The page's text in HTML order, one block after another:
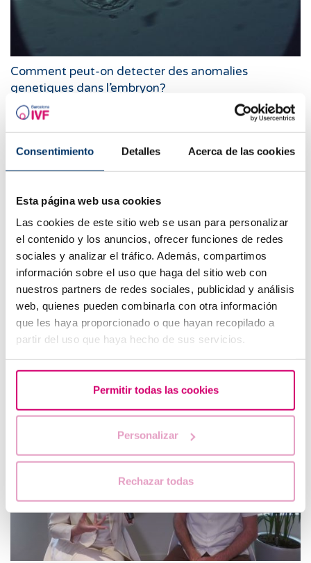
Consentimiento Detalles Acerca de las cookies
Esta página web usa cookies
Las cookies de este sitio web se usan para personalizar
el contenido y los anuncios, ofrecer funciones de redes
sociales y analizar el tráfico. Además, compartimos
información sobre el uso que haga del sitio web con
nuestros partners de redes sociales, publicidad y análisis
web, quienes pueden combinarla con otra información
que les haya proporcionado o que hayan recopilado a
partir del uso que haya hecho de sus servicios.
Permitir todas las cookies
Personalizar
Rechazar todas
Comment peut-on detecter des anomalies
genetiques dans l’embryon?
Que sont les récepteurs KIR et quelle sont leurs
utilités dans la pratique clinique ?
Le Dr. Raúl Olivares dans d’autres
médias